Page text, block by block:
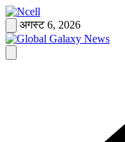
Skip
to
content
अगस्ट 6, 2026